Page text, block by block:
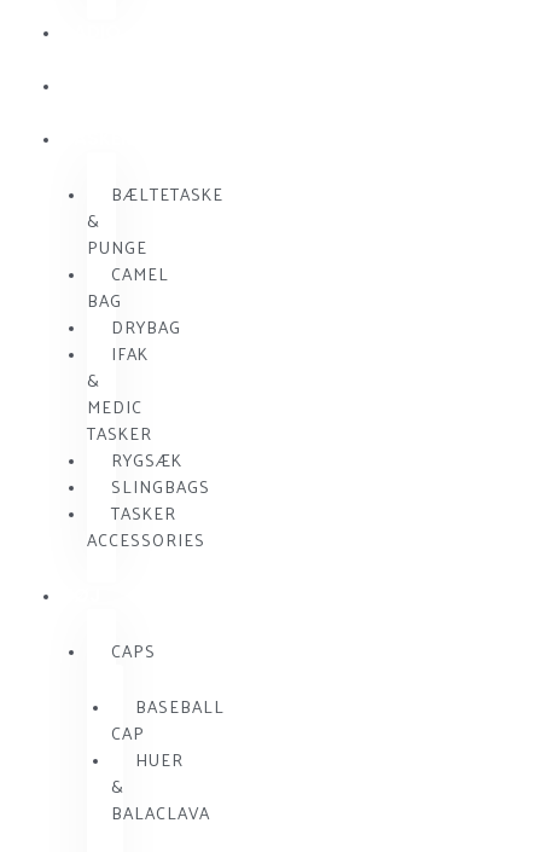
BÆLTETASKE
&
PUNGE
CAMEL
BAG
DRYBAG
IFAK
&
MEDIC
TASKER
RYGSÆK
SLINGBAGS
TASKER
ACCESSORIES
CAPS
BASEBALL
CAP
HUER
&
BALACLAVA